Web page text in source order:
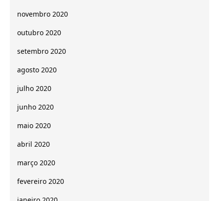
novembro 2020
outubro 2020
setembro 2020
agosto 2020
julho 2020
junho 2020
maio 2020
abril 2020
março 2020
fevereiro 2020